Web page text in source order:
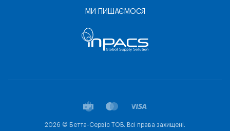
МИ ПИШАЄМОСЯ
2026 © Бетта-Сервіс ТОВ. Всі права захищені.